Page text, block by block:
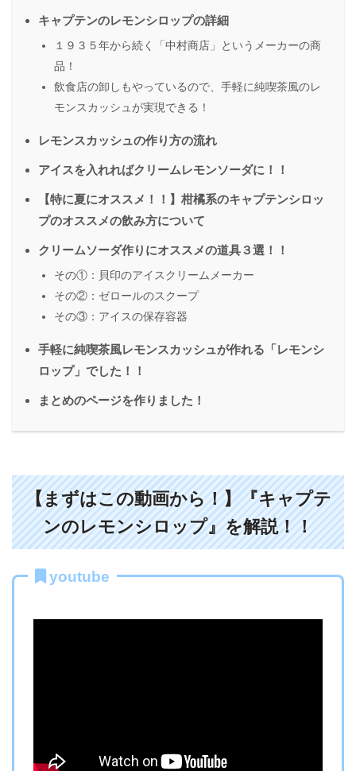
キャプテンのレモンシロップの詳細
１９３５年から続く「中村商店」というメーカーの商
品！
飲食店の卸しもやっているので、手軽に純喫茶風のレ
モンスカッシュが実現できる！
レモンスカッシュの作り方の流れ
アイスを入れればクリームレモンソーダに！！
【特に夏にオススメ！！】柑橘系のキャプテンシロッ
プのオススメの飲み方について
クリームソーダ作りにオススメの道具３選！！
その①：貝印のアイスクリームメーカー
その②：ゼロールのスクープ
その③：アイスの保存容器
手軽に純喫茶風レモンスカッシュが作れる「レモンシ
ロップ」でした！！
まとめのページを作りました！
【まずはこの動画から！】『キャプテ
ンのレモンシロップ』を解説！！
youtube